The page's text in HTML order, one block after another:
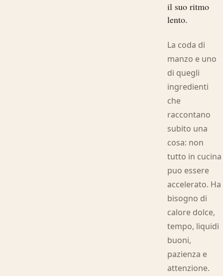
il suo ritmo
lento.
La coda di
manzo e uno
di quegli
ingredienti
che
raccontano
subito una
cosa: non
tutto in cucina
puo essere
accelerato. Ha
bisogno di
calore dolce,
tempo, liquidi
buoni,
pazienza e
attenzione.